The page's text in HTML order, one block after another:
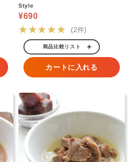
Style
¥690
★★★★★ (2件)
商品比較リスト
カートに入れる